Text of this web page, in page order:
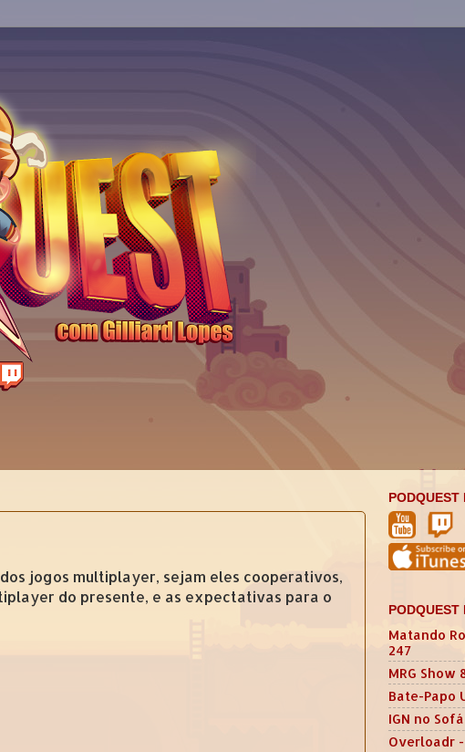
jogos multiplayer, sejam eles cooperativos,
do presente, e as expectativas para o
PODQUEST
PODQUEST
Matando
247
MRG Show
Bate-Papo
IGN no Sofá
Overloadr